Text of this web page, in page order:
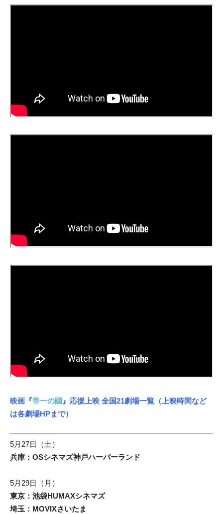
映画『帝一の國 』応援上映 全国21劇場一覧（上映時間など
は各劇場HPまで）
5月27日（土）
兵庫：OSシネマズ神戸ハーバーランド
5月29日（月）
東京：池袋HUMAXシネマズ
埼玉：MOVIXさいたま